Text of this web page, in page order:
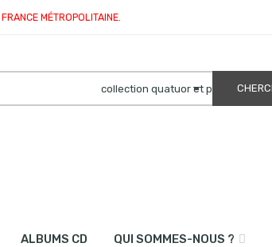
MÉTROPOLITAINE.
ALBUMS CD QUI SOMMES-NOUS ?